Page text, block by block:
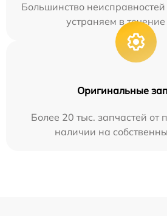
Большинство
устраняем в
Оригинальные
Более 20 тыс. запчастей от
наличии на